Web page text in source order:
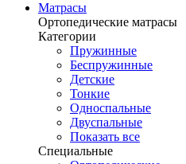
Матрасы
Ортопедические матрасы
Категории
Пружинные
Беспружинные
Детские
Тонкие
Односпальные
Двуспальные
Показать все
Специальные